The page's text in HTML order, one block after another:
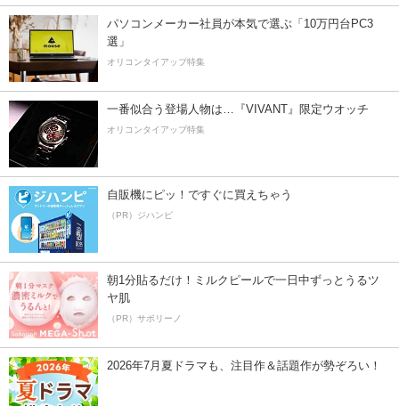
パソコンメーカー社員が本気で選ぶ「10万円台PC3
選」
オリコンタイアップ特集
一番似合う登場人物は…『VIVANT』限定ウオッチ
オリコンタイアップ特集
自販機にピッ！ですぐに買えちゃう
（PR）ジハンピ
朝1分貼るだけ！ミルクピールで一日中ずっとうるツ
ヤ肌
（PR）サボリーノ
2026年7月夏ドラマも、注目作＆話題作が勢ぞろい！